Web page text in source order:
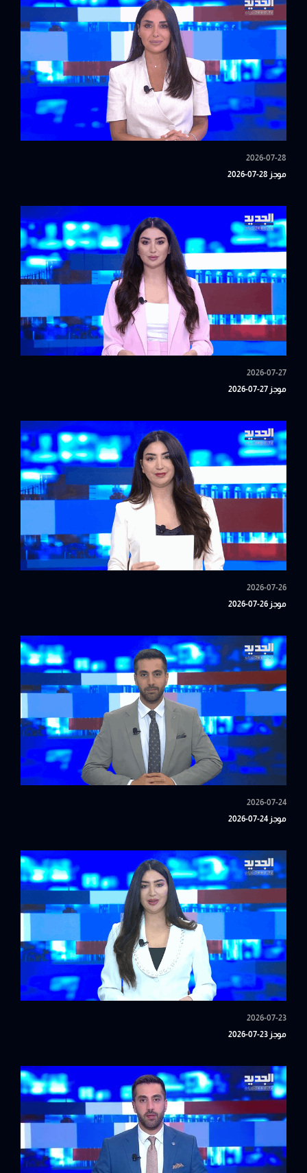
2026-07-28
موجز 28-07-2026
2026-07-27
موجز 27-07-2026
2026-07-26
موجز 26-07-2026
2026-07-24
موجز 24-07-2026
2026-07-23
موجز 23-07-2026